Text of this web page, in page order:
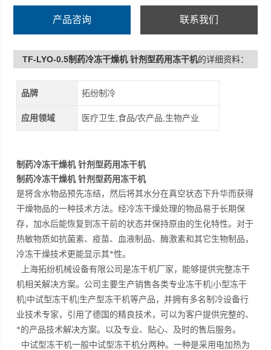
产品咨询 联系我们
TF-LYO-0.5制药冷冻干燥机 针剂型药用冻干机的详细资料：
品牌 拓纷制冷
应用领域 医疗卫生,食品/农产品,生物产业
制药冷冻干燥机 针剂型药用冻干机
制药冷冻干燥机 针剂型药用冻干机
是将含水物品预先冻结，然后将其水分在真空状态下升华而获得
干燥物品的一种技术方法。经冷冻干燥处理的物品易于长期保
存，加水后能恢复到冻干前的状态并保持原由的生化特性。对于
热敏物质如抗菌素、疫苗、血液制品、酶激素和其它生物制品，
冷冻干燥技术更能显示其*性。
上海拓纷机械设备有限公司是冻干机厂家，能够提供完整冻干
机相关解决方案。公司主要生产销售各类专业冻干机|小型冻干
机|中试型冻干机|生产型冻干机等产品，并拥有多名制冷设备行
业技术专家，引用了德国的精良技术，可以为客户提供完整的、
*的产品技术解决方案。以及专业、贴心、及时的售后服务。
中试型冻干机一般中试型冻干机分两种。一种是采用电加热为